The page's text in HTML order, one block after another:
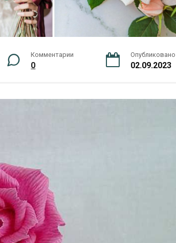
Комментарии
0
Опубликовано
02.09.2023